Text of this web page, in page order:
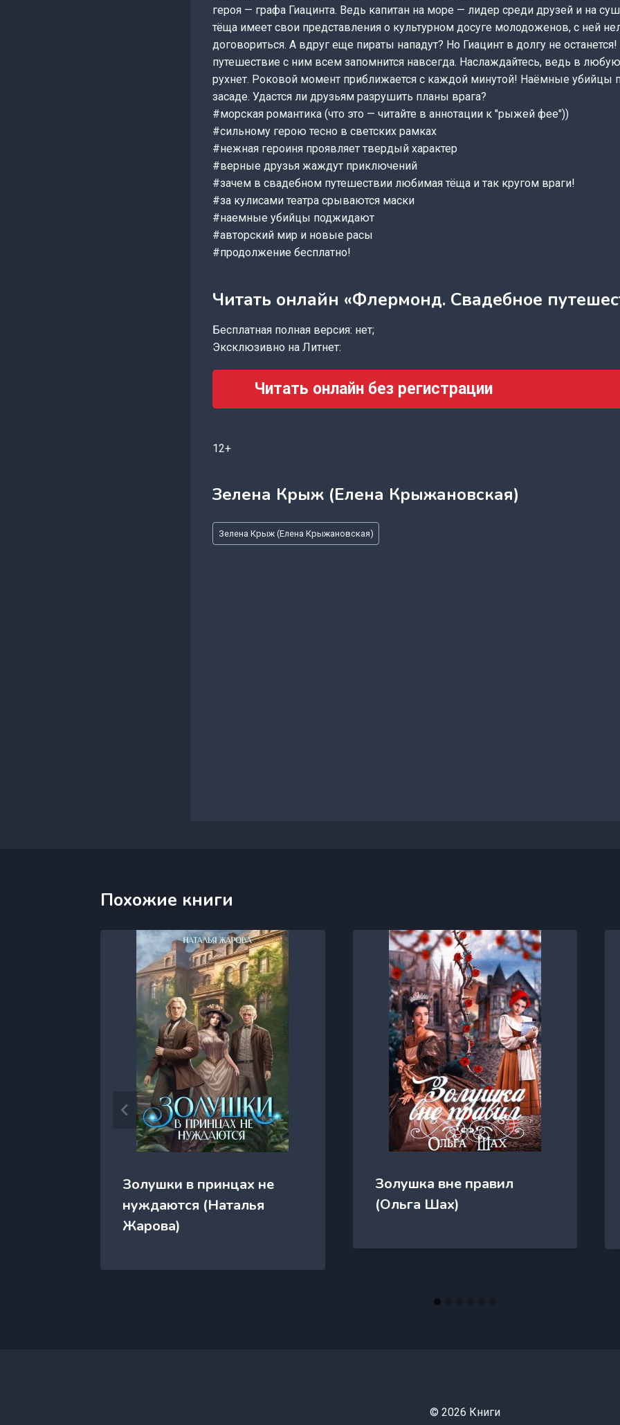
героя — графа Гиацинта. Ведь капитан на море — лидер среди друзей и на
тёща имеет свои представления о культурном досуге молодоженов, с ней
договориться. А вдруг еще пираты нападут? Но Гиацинт в долгу не
путешествие с ним всем запомнится навсегда. Наслаждайтесь, ведь в
рухнет. Роковой момент приближается с каждой минутой! Наёмные убийцы
засаде. Удастся ли друзьям разрушить планы врага?
#морская романтика (что это — читайте в аннотации к "рыжей фее"))
#сильному герою тесно в светских рамках
#нежная героиня проявляет твердый характер
#верные друзья жаждут приключений
#зачем в свадебном путешествии любимая тёща и так кругом враги!
#за кулисами театра срываются маски
#наемные убийцы поджидают
#авторский мир и новые расы
#продолжение бесплатно!
Читать онлайн «Флермонд. Свадебное
Бесплатная полная версия: нет;
Эксклюзивно на Литнет:
Читать онлайн без регистрации
12+
Зелена Крыж (Елена Крыжановская)
Метки
записи:
Зелена Крыж (Елена Крыжановская)
Похожие книги
Золушки в принцах не
нуждаются (Наталья
Жарова)
Золушка вне правил
(Ольга Шах)
© 2026 Книги